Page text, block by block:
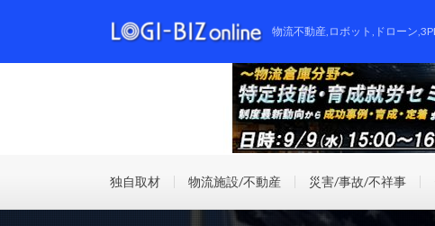
物流不動産,ロボット,ドローン
独自取材 物流施設/不動産 災害/事故/不祥事